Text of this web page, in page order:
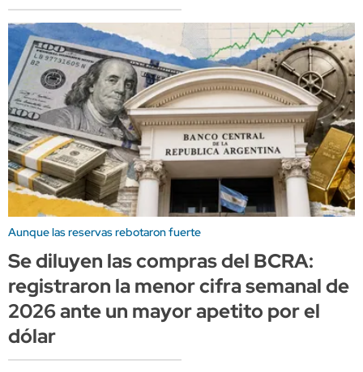
Aunque las reservas rebotaron fuerte
Se diluyen las compras del BCRA:
registraron la menor cifra semanal de
2026 ante un mayor apetito por el
dólar